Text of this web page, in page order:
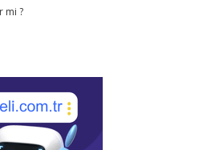
mi ?